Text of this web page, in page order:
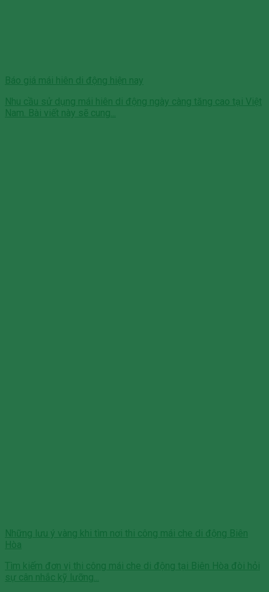
Báo giá mái hiên di động hiện nay
Nhu cầu sử dụng mái hiên di động ngày càng tăng cao tại Việt
Nam. Bài viết này sẽ cung...
Những lưu ý vàng khi tìm nơi thi công mái che di động Biên
Hòa
Tìm kiếm đơn vị thi công mái che di động tại Biên Hòa đòi hỏi
sự cân nhắc kỹ lưỡng...